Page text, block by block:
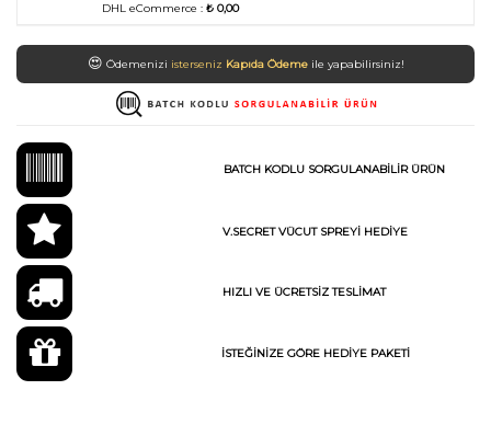
DHL eCommerce : ₺ 0,00
😍 Ödemenizi isterseniz Kapıda Ödeme ile yapabilirsiniz!
BATCH KODLU SORGULANABİLİR ÜRÜN
V.SECRET VÜCUT SPREYİ HEDİYE
HIZLI VE ÜCRETSİZ TESLİMAT
İSTEĞİNİZE GÖRE HEDİYE PAKETİ